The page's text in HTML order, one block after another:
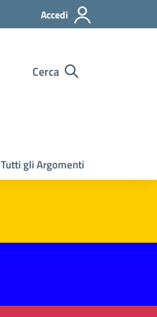
Accedi
Cerca
Tutti gli Argomenti